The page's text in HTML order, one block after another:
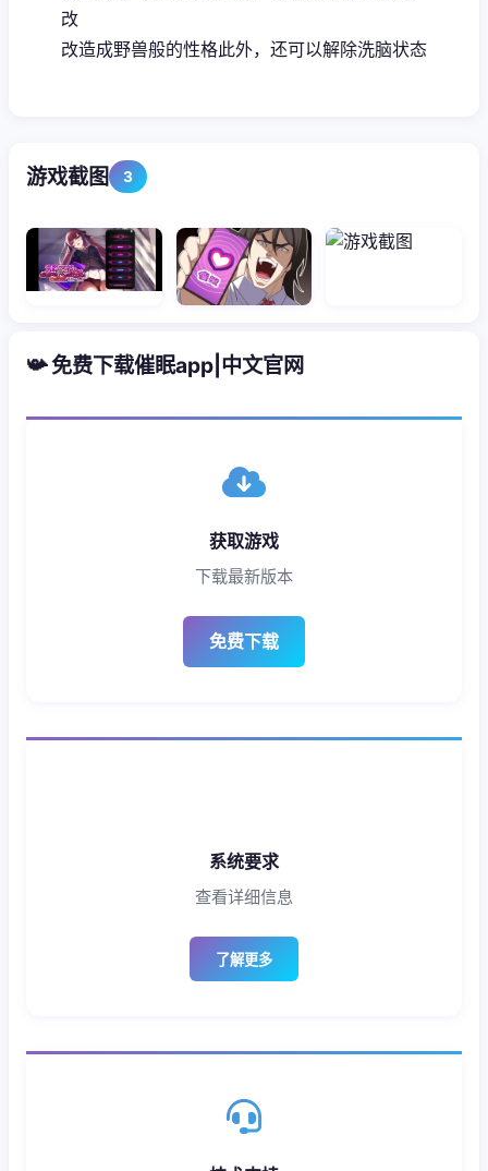
改
改造成野兽般的性格此外，还可以解除洗脑状态
游戏截图 3
📯 免费下载催眠app|中文官网
获取游戏
下载最新版本
免费下载
系统要求
查看详细信息
了解更多